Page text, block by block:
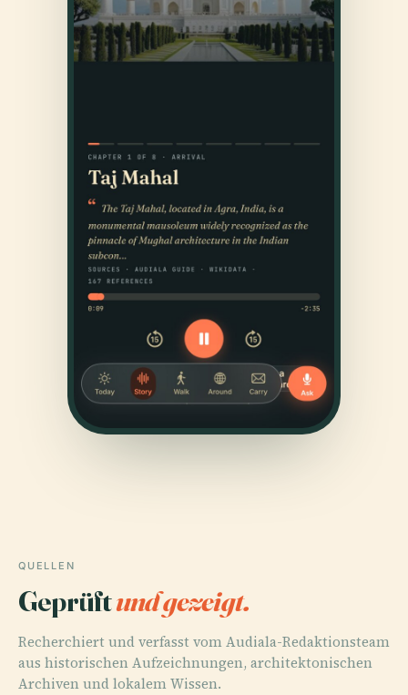
QUELLEN
Geprüftund gezeigt.
Recherchiert und verfasst vom Audiala-Redaktionsteam
aus historischen Aufzeichnungen, architektonischen
Archiven und lokalem Wissen.